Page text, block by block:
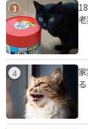
3
4